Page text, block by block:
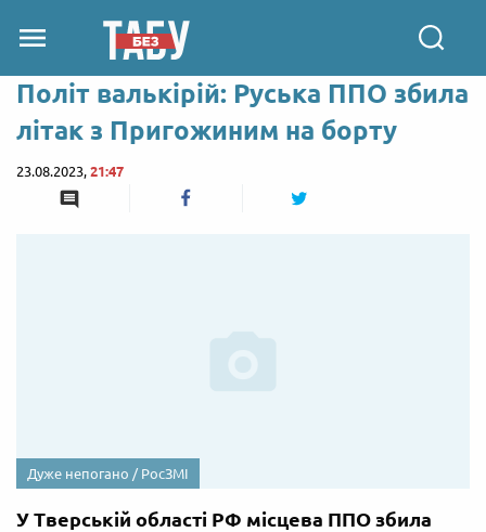
Політ валькірій: Руська ППО збила
літак з Пригожиним на борту
23.08.2023, 21:47
Дуже непогано / РосЗМІ
У Тверській області РФ місцева ППО збила